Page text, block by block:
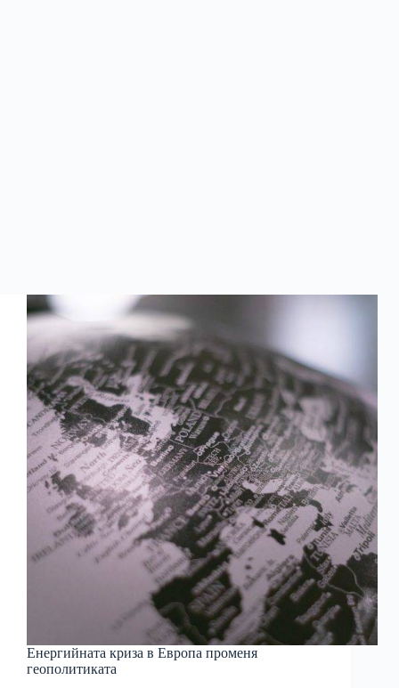
Енергийната криза в Европа променя
геополитиката